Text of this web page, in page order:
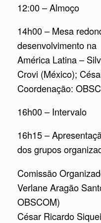
12:00 – Almoço
14h00 – Mesa
desenvolvimento na
América Latina –
Crovi (México);
Coordenação:
16h00 – Intervalo
16h15 –
dos grupos
Comissão
Verlane Aragão
OBSCOM)
César Ricardo